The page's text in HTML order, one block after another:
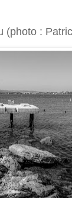
(photo :